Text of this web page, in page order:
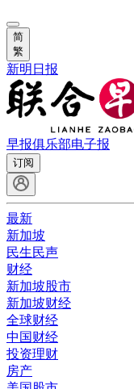
简
繁
新明日报
早报俱乐部电子报
订阅
最新
新加坡
民生民声
财经
新加坡股市
新加坡财经
全球财经
中国财经
投资理财
房产